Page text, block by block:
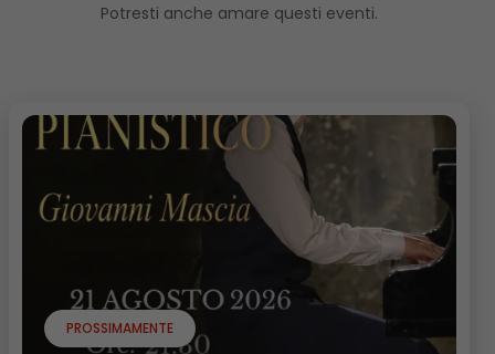
Potresti anche amare questi eventi.
PROSSIMAMENTE